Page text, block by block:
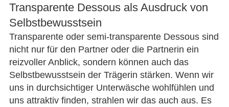
Transparente Dessous als Ausdruck von
Selbstbewusstsein
Transparente oder semi-transparente Dessous sind
nicht nur für den Partner oder die Partnerin ein
reizvoller Anblick, sondern können auch das
Selbstbewusstsein der Trägerin stärken. Wenn wir
uns in durchsichtiger Unterwäsche wohlfühlen und
uns attraktiv finden, strahlen wir das auch aus. Es